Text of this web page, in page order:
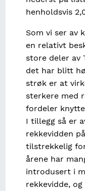
henholdsvis
Som vi ser av
en relativt
store deler av
det har blitt
strøk er at
sterkere med
fordeler
I tillegg så er
rekkevidden
tilstrekkelig
årene har
introdusert i
rekkevidde,